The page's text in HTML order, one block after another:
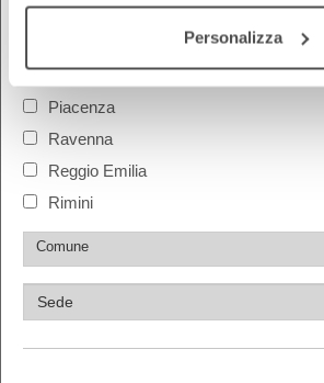
Personalizza
Forlì-Cesena
Parma
Piacenza
Ravenna
Reggio Emilia
Rimini